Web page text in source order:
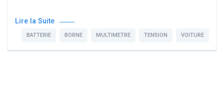
Lire la Suite
BATTERIE BORNE MULTIMETRE TENSION VOITURE